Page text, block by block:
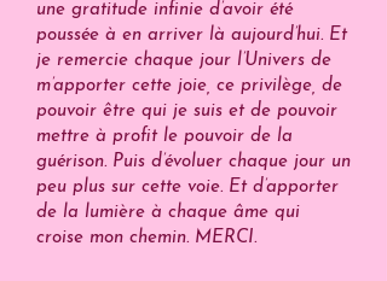
une gratitude infinie d’avoir été
poussée à en arriver là aujourd’hui. Et
je remercie chaque jour l’Univers de
m’apporter cette joie, ce privilège, de
pouvoir être qui je suis et de pouvoir
mettre à profit le pouvoir de la
guérison. Puis d’évoluer chaque jour un
peu plus sur cette voie. Et d’apporter
de la lumière à chaque âme qui
croise mon chemin. MERCI.